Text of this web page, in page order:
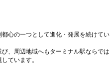
心の一つとして進化・発展を続けてい
、周辺地域へもターミナル駅ならでは
ています。